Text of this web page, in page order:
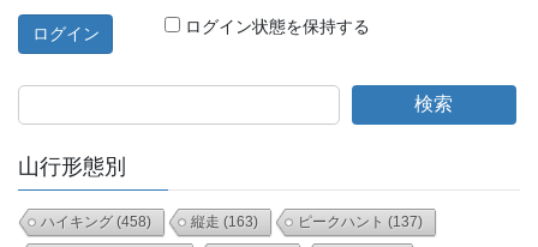
ログイン状態を保持する
検索
山行形態別
ハイキング (458) 縦走 (163) ピークハント (137)